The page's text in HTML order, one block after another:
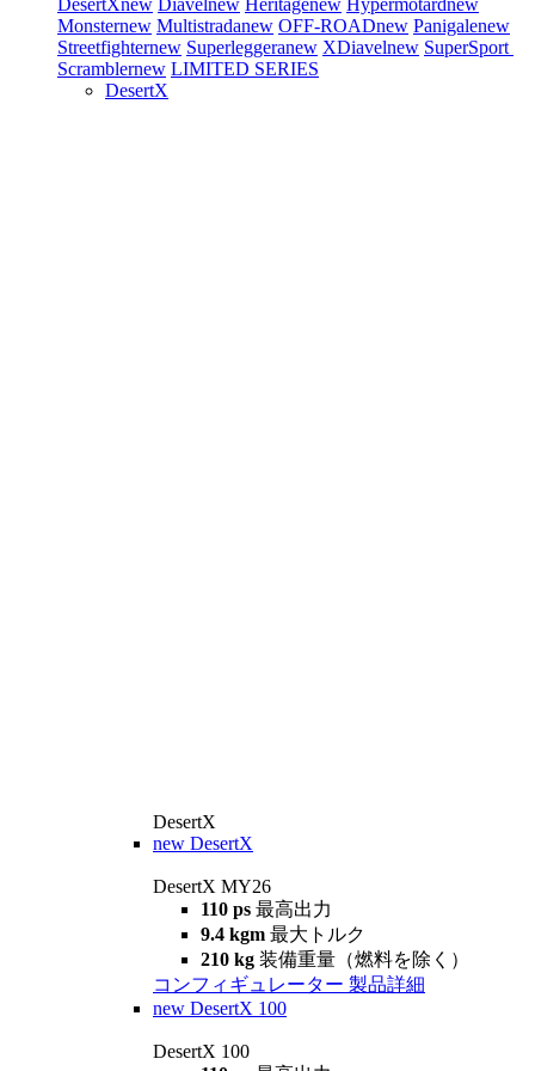
DesertXnew Diavelnew Heritagenew Hypermotardnew
Monsternew Multistradanew OFF-ROADnew Panigalenew
Streetfighternew Superleggeranew XDiavelnew SuperSport
Scramblernew LIMITED SERIES
DesertX
DesertX
new DesertX
DesertX MY26
110 ps 最高出力
9.4 kgm 最大トルク
210 kg 装備重量（燃料を除く）
コンフィギュレーター 製品詳細
new DesertX 100
DesertX 100